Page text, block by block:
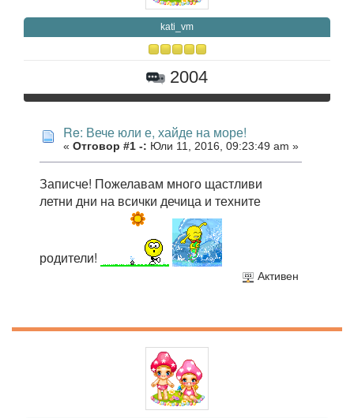
kati_vm
2004
Re: Вече юли е, хайде на море!
« Отговор #1 -: Юли 11, 2016, 09:23:49 am »
Записче! Пожелавам много щастливи
летни дни на всички дечица и техните
родители!
Активен